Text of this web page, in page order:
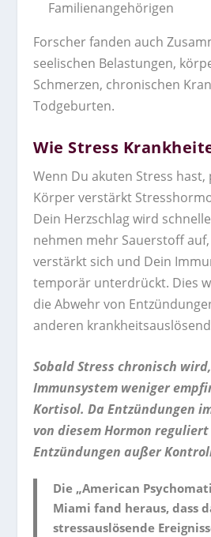
Familienangehörigen
Forscher fanden auch
seelischen Belastungen,
Schmerzen, chronischen
Todgeburten.
Wie Stress
Wenn Du akuten Stress
Körper verstärkt
Dein Herzschlag wird
nehmen mehr Sauerstoff
verstärkt sich und Dein
temporär unterdrückt. Dies
die Abwehr von
anderen
Sobald Stress chronisch
Immunsystem weniger
Kortisol. Da Entzündungen
von diesem Hormon
Entzündungen außer
Die „American
Miami fand heraus, dass
stressauslösende